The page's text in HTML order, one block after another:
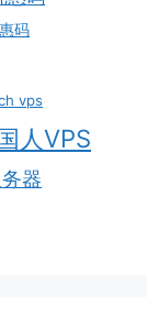
码
vps
人VPS
器